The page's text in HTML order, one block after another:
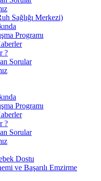
Sağlığı Merkezi)
Programı
?
Sorular
Programı
?
Sorular
Dostu
ve Başarılı Emzirme